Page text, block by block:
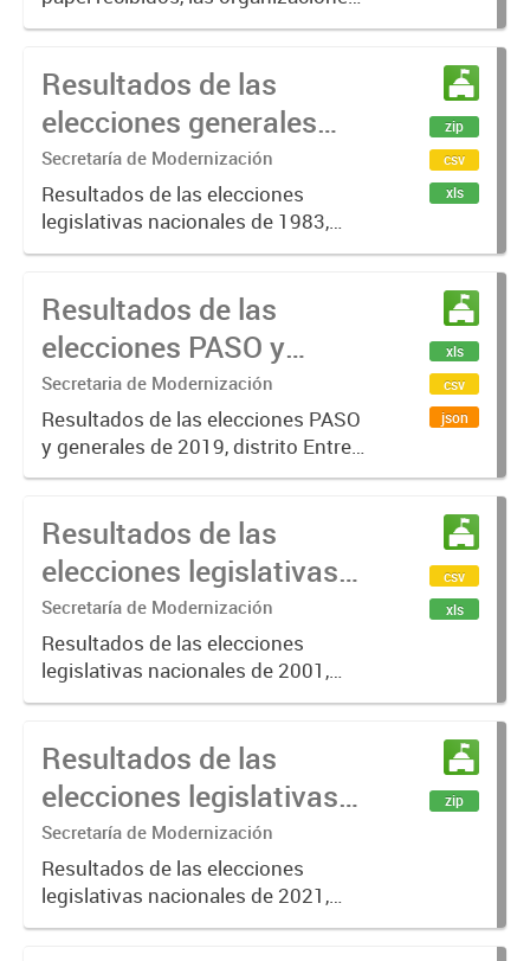
que aportaron así como sus
mismas y las organizaciones que
apadrinan.
Resultados de las
elecciones generales
Entre Ríos 1983
Secretaría de Modernización
Resultados de las elecciones
legislativas nacionales de 1983,
distrito Entre Ríos, donde se
Vicepresidente de la Nación,
Diputados Nacionales, Gobernador
de la Provincia,...
zip
csv
xls
Resultados de las
elecciones PASO y
generales Entre Ríos
2019
Secretaria de Modernización
Resultados de las elecciones PASO
y generales de 2019, distrito Entre
Ríos, donde se eligió Presidente y
Senadores Nacionales, Diputados
Nacionales, Gobernador y...
xls
csv
json
Resultados de las
elecciones legislativas
Entre Ríos 2001
Secretaría de Modernización
Resultados de las elecciones
legislativas nacionales de 2001,
distrito Entre Ríos, donde se
Diputados Nacionales.
csv
xls
Resultados de las
elecciones legislativas
Entre Ríos 2021
Secretaría de Modernización
Resultados de las elecciones
legislativas nacionales de 2021,
distrito Entre Ríos, donde se
zip